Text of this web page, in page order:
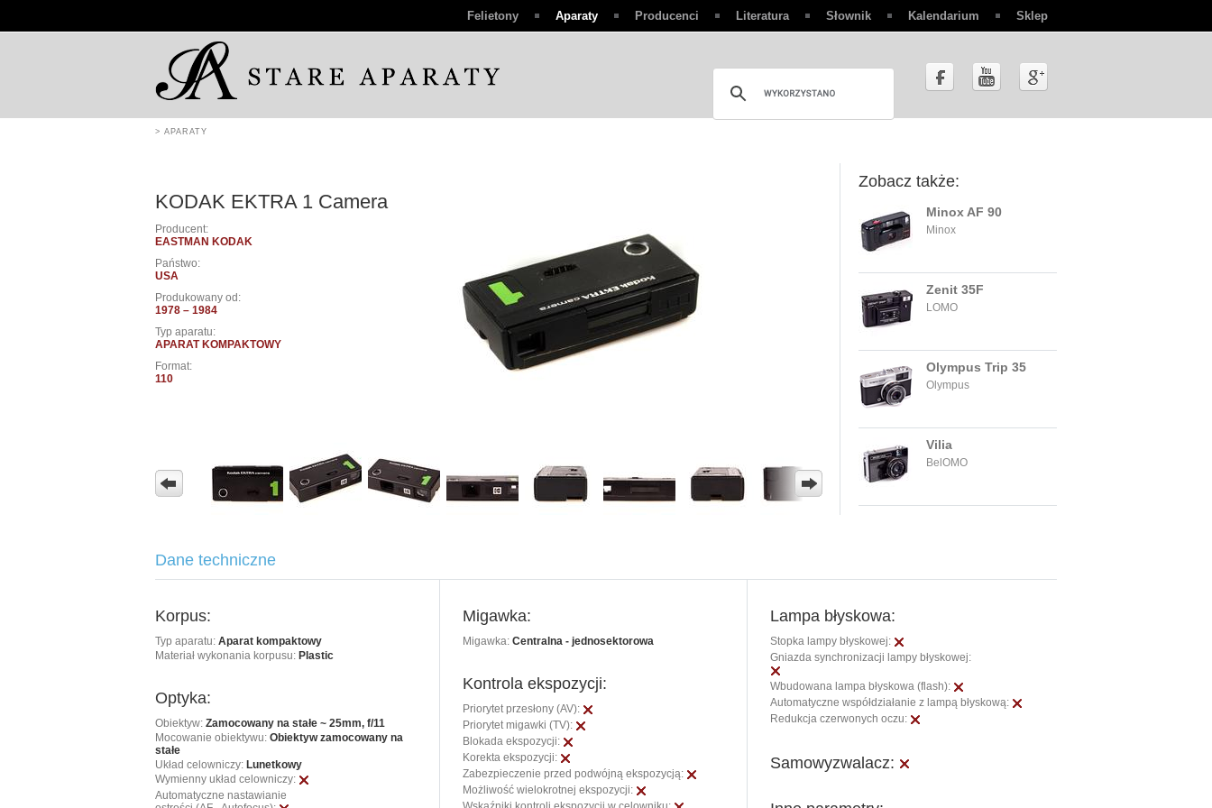
Felietony Aparaty Producenci Literatura Słownik Kalendarium Sklep
> APARATY
KODAK EKTRA 1 Camera
Producent:
EASTMAN KODAK
Państwo:
USA
Produkowany od:
1978 – 1984
Typ aparatu:
APARAT KOMPAKTOWY
Format:
110
Dane techniczne
Korpus:
Typ aparatu: Aparat kompaktowy
Materiał wykonania korpusu: Plastic
Optyka:
Obiektyw: Zamocowany na stałe ~ 25mm, f/11
Mocowanie obiektywu: Obiektyw zamocowany na
stałe
Układ celowniczy: Lunetkowy
Wymienny układ celowniczy:
Automatyczne nastawianie
Migawka:
Migawka: Centralna - jednosektorowa
Kontrola ekspozycji:
Priorytet przesłony (AV):
Priorytet migawki (TV):
Blokada ekspozycji:
Korekta ekspozycji:
Zabezpieczenie przed podwójną ekspozycją:
Możliwość wielokrotnej ekspozycji:
Lampa błyskowa:
Stopka lampy błyskowej:
Gniazda synchronizacji lampy błyskowej:
Wbudowana lampa błyskowa (flash):
Automatyczne współdziałanie z lampą błyskową:
Redukcja czerwonych oczu:
Samowyzwalacz:
Zobacz także:
Minox AF 90
Minox
Zenit 35F
LOMO
Olympus Trip 35
Olympus
Vilia
BelOMO